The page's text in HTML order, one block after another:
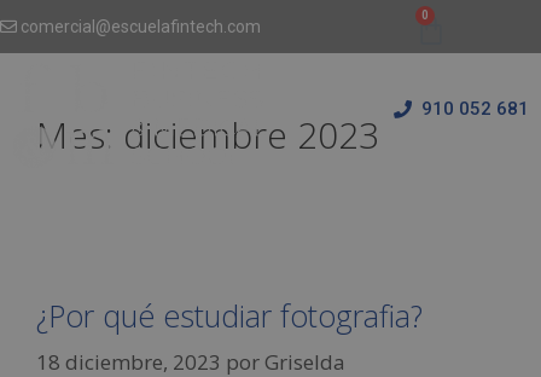
comercial@escuelafintech.com
910 052 681
Mes: diciembre 2023
¿Por qué estudiar fotografia?
18 diciembre, 2023 por Griselda